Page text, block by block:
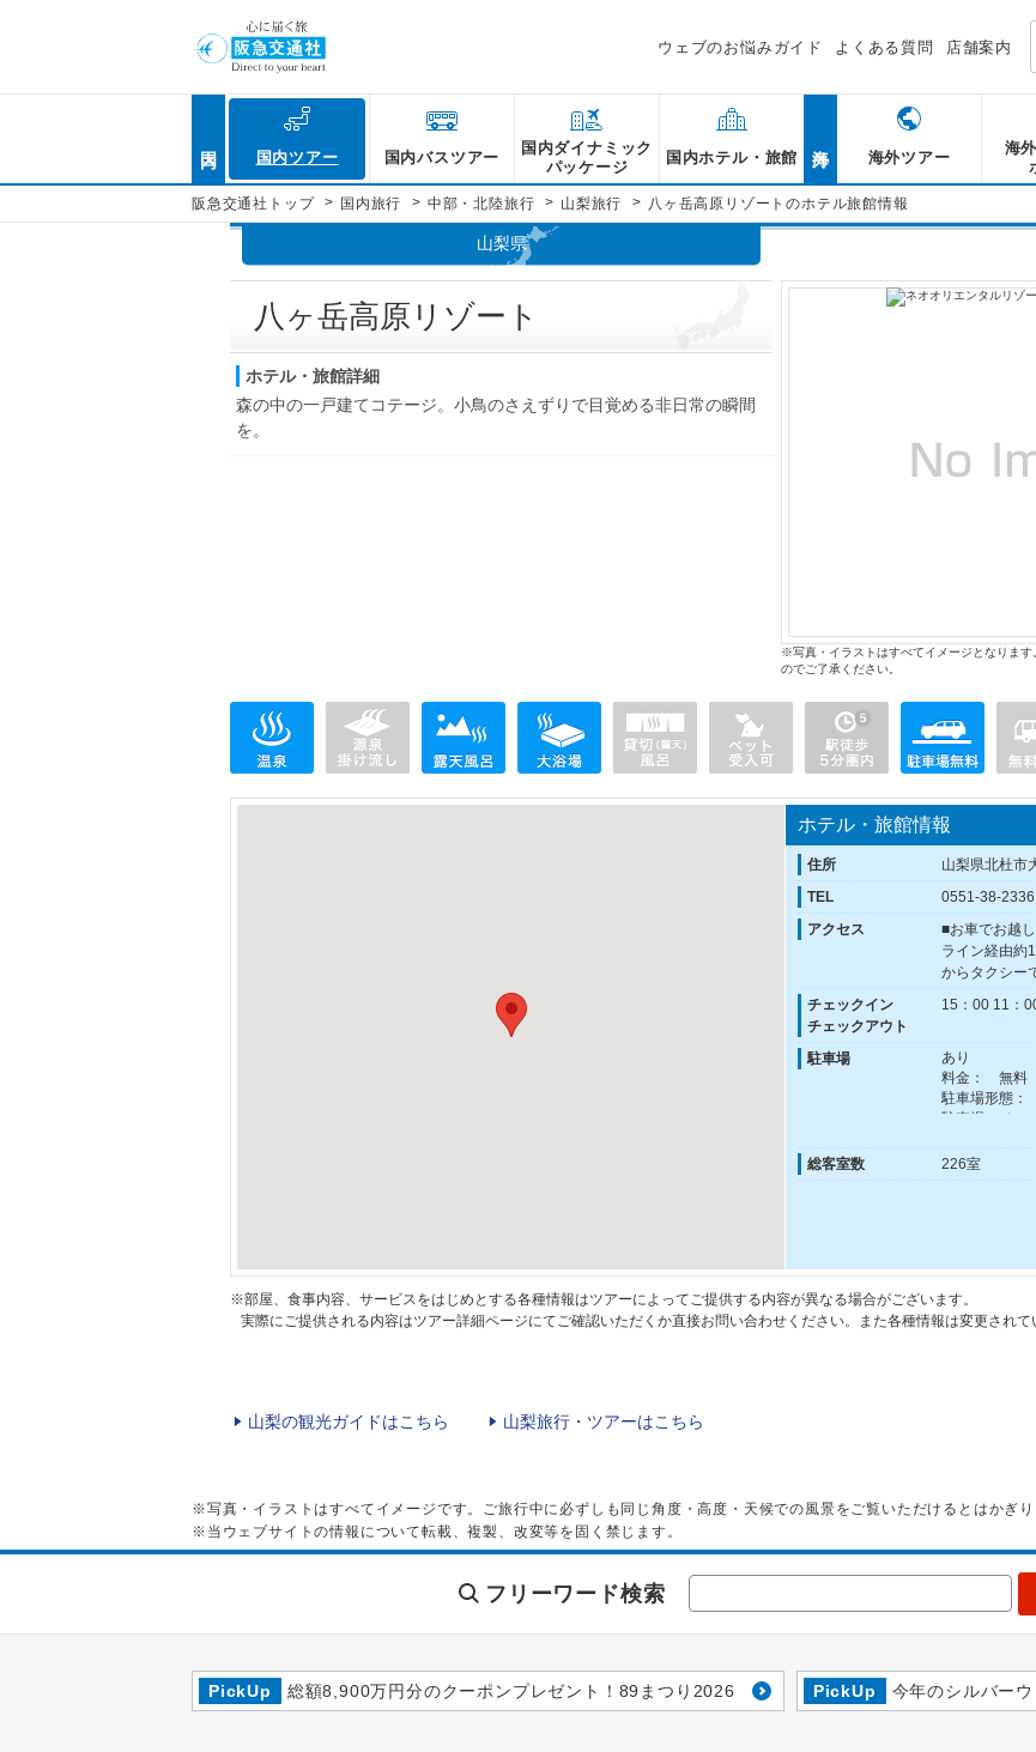
ウェブのお悩みガイド よくある質問 店舗案内
国内ツアー 国内バスツアー
国内ダイナミック
パッケージ
国内ホテル・旅館 海外ツアー
海
阪急交通社トップ > 国内旅行 > 中部・北陸旅行 > 山梨旅行 > 八ヶ岳高原リゾートのホテル旅館情報
山梨県
八ヶ岳高原リゾート
ホテル・旅館詳細
森の中の一戸建てコテージ。小鳥のさえずりで目覚める非日常の瞬間
を。
※写真・イラストはすべてイメージとなりま
のでご了承ください。
ホテル・旅館情報
住所
山梨県北杜市
TEL
0551-38-2336
アクセス
■お車でお越
ライン経由約
からタクシー
チェックイン
チェックアウト
15：00 11：
駐車場
あり
料金： 無料
駐車場形態
駐車場スペー
※複数台の場
総客室数 226室
※部屋、食事内容、サービスをはじめとする各種情報はツアーによってご提供する内容が異なる場合がございます。
実際にご提供される内容はツアー詳細ページにてご確認いただくか直接お問い合わせください。また各種情報は変更されて
山梨の観光ガイドはこちら 山梨旅行・ツアーはこちら
※写真・イラストはすべてイメージです。ご旅行中に必ずしも同じ角度・高度・天候での風景をご覧いただけるとはかぎり
※当ウェブサイトの情報について転載、複製、改変等を固く禁じます。
フリーワード検索
PickUp 総額8,900万円分のクーポンプレゼント！89まつり2026 PickUp 今年のシルバー